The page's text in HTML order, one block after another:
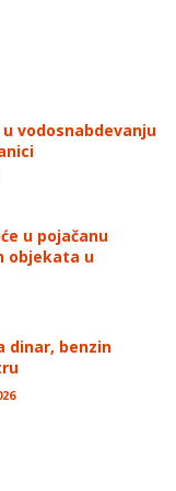
vodosnabdevanju
u pojačanu
objekata u
dinar, benzin